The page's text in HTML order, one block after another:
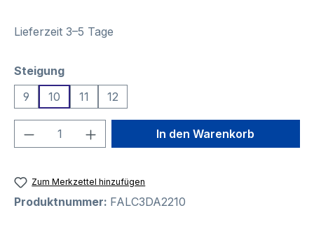
Lieferzeit 3–5 Tage
Steigungauswählen
9
10 11 12
Produkt Anzahl: Gib denIn den Warenkorb
Zum Merkzettel hinzufügen
Produktnummer: FALC3DA2210